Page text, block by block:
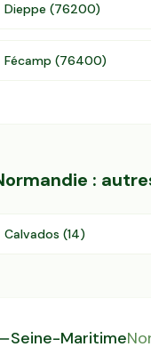
Dieppe (76200)
Fécamp (76400)
:
Calvados (14)
Seine-Maritime